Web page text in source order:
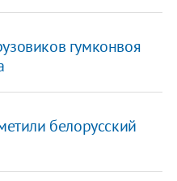
гумконвоя
белорусский